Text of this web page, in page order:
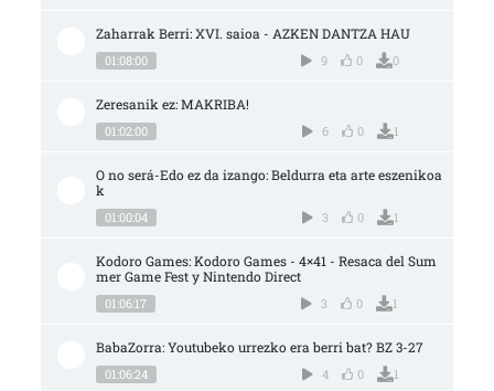
Zaharrak Berri: XVI. saioa - AZKEN DANTZA HAU
01:08:00 9 0 0
Zeresanik ez: MAKRIBA!
01:02:00 6 0 1
O no será-Edo ez da izango: Beldurra eta arte eszenikoa
k
01:00:04 3 0 1
Kodoro Games: Kodoro Games - 4×41 - Resaca del Sum
mer Game Fest y Nintendo Direct
01:06:17 3 0 1
BabaZorra: Youtubeko urrezko era berri bat? BZ 3-27
01:06:24 4 0 1